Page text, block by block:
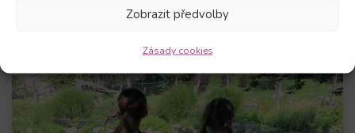
Zobrazit předvolby
Zásady cookies